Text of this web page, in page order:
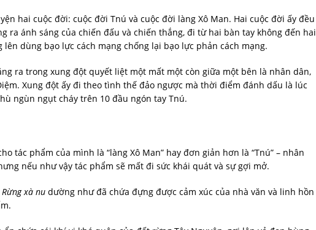
hai cuộc đời: cuộc đời Tnú và cuộc đời làng Xô Man. Hai cuộc đời ấy đều
ra ánh sáng của chiến đấu và chiến thắng, đi từ hai bàn tay không đến hai
lên dùng bạo lực cách mạng chống lại bạo lực phản cách mạng.
ra trong xung đột quyết liệt một mất một còn giữa một bên là nhân dân,
Xung đột ấy đi theo tình thế đảo ngược mà thời điểm đánh dấu là lúc
ngùn ngụt cháy trên 10 đầu ngón tay Tnú.
tác phẩm của mình là “làng Xô Man” hay đơn giản hơn là “Tnú” – nhân
nếu như vậy tác phẩm sẽ mất đi sức khái quát và sự gợi mở.
Rừng xà nu dường như đã chứa đựng được cảm xúc của nhà văn và linh hồn